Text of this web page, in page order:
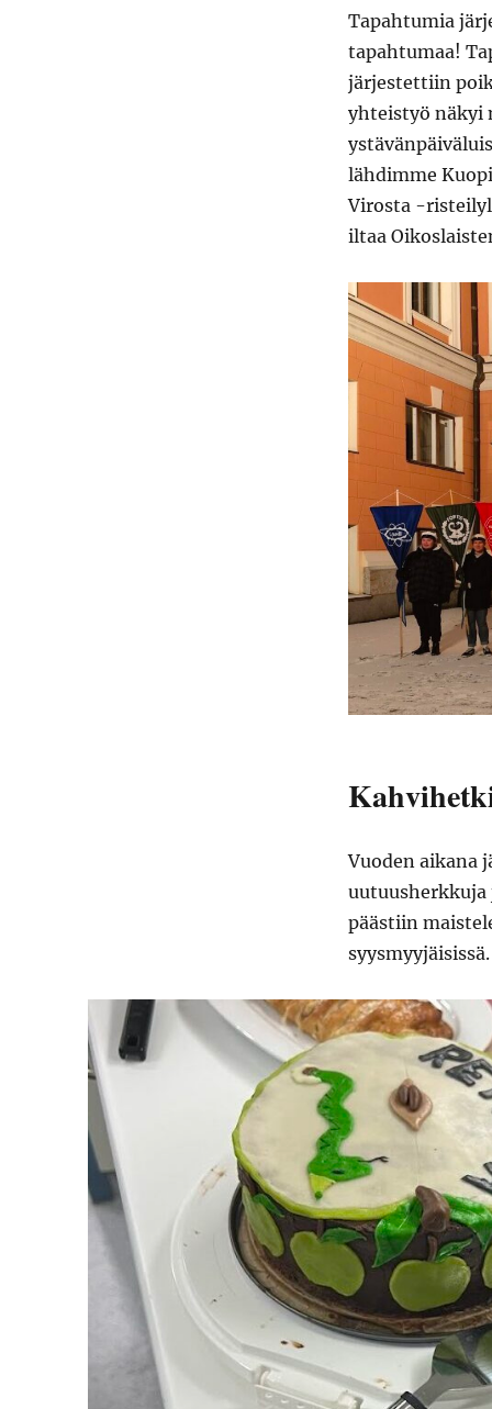
Tapahtumia
tapahtumaa!
järjestettiin
yhteistyö näkyi
lähdimme
Virosta -
iltaa
Vuoden aikana
uutuusherkkuja
päästiin
syysmyyjäisissä.